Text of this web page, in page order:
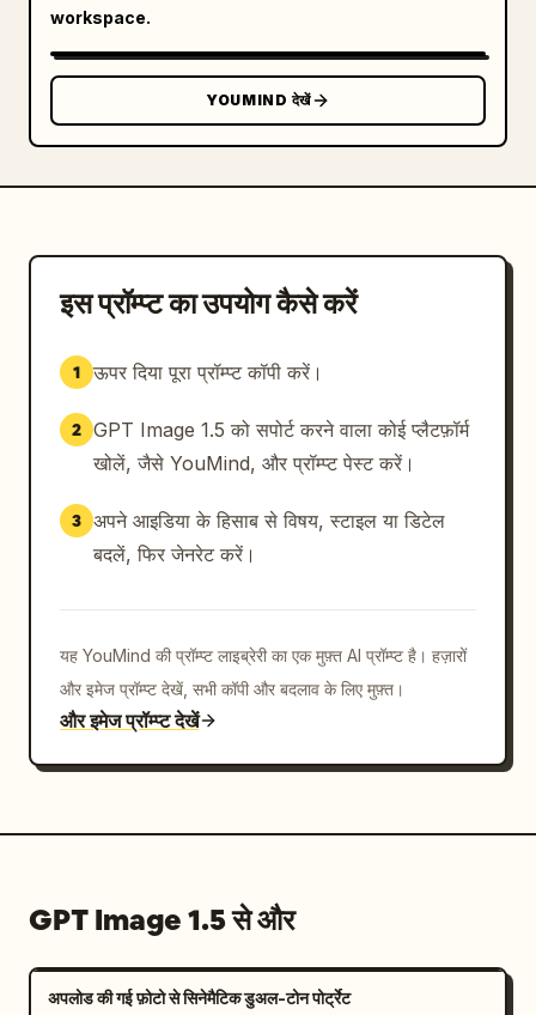
workspace.
YOUMIND देखें
इस प्रॉम्प्ट का उपयोग कैसे करें
1 ऊपर दिया पूरा प्रॉम्प्ट कॉपी करें।
2 GPT Image 1.5 को सपोर्ट करने वाला कोई प्लैटफ़ॉर्म
खोलें, जैसे YouMind, और प्रॉम्प्ट पेस्ट करें।
3 अपने आइडिया के हिसाब से विषय, स्टाइल या डिटेल
बदलें, फिर जेनरेट करें।
यह YouMind की प्रॉम्प्ट लाइब्रेरी का एक मुफ़्त AI प्रॉम्प्ट है। हज़ारों
और इमेज प्रॉम्प्ट देखें, सभी कॉपी और बदलाव के लिए मुफ़्त।
और इमेज प्रॉम्प्ट देखें
GPT Image 1.5 से और
अपलोड की गई फ़ोटो से सिनेमैटिक डुअल-टोन पोर्ट्रेट